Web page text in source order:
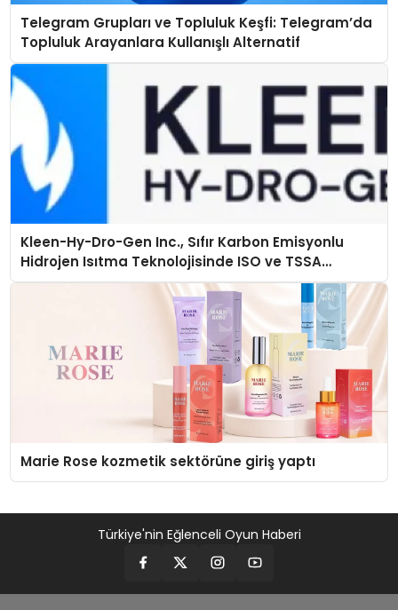
Telegram Grupları ve Topluluk Keşfi: Telegram’da
Topluluk Arayanlara Kullanışlı Alternatif
Kleen-Hy-Dro-Gen Inc., Sıfır Karbon Emisyonlu
Hidrojen Isıtma Teknolojisinde ISO ve TSSA
Düzenleyici Onaylarını Aldı
Marie Rose kozmetik sektörüne giriş yaptı
Türkiye'nin Eğlenceli Oyun Haberi